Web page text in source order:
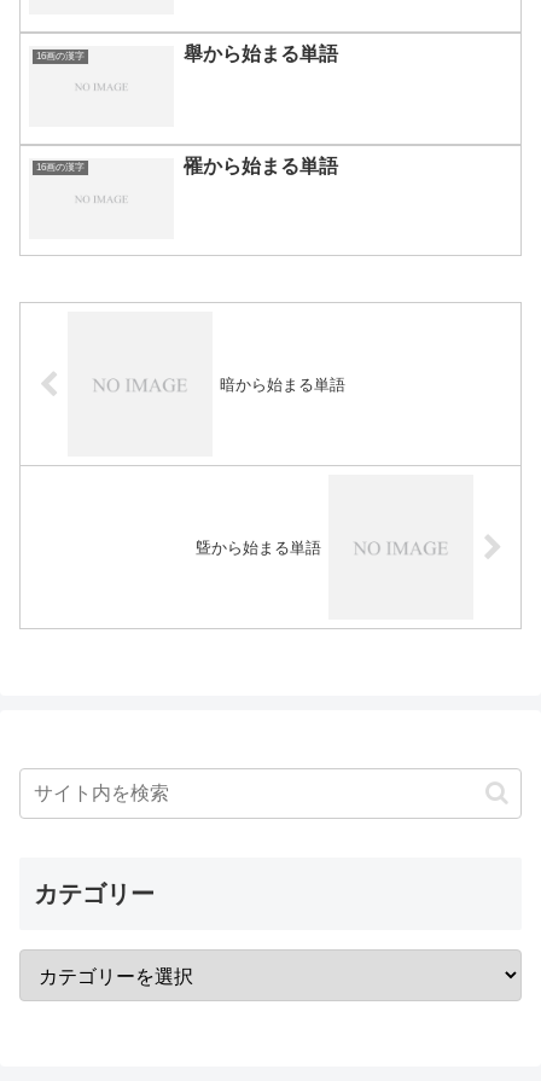
16画の漢字 舉から始まる単語
16画の漢字 罹から始まる単語
暗から始まる単語
曁から始まる単語
カテゴリー